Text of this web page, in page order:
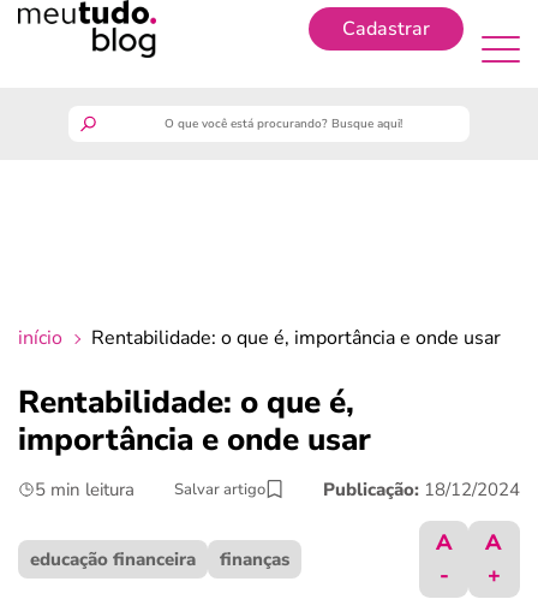
Cadastrar
crédito fácil
últimas notícias
ferramentas
início Rentabilidade: o que é, importância e onde usar
Rentabilidade: o que é,
importância e onde usar
5 min leitura Salvar artigo Publicação: 18/12/2024
educação financeira finanças
A
-
A
+